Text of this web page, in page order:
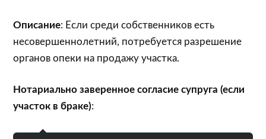
Описание: Если среди собственников есть
несовершеннолетний, потребуется разрешение
органов опеки на продажу участка.
Нотариально заверенное согласие супруга (если
участок в браке):